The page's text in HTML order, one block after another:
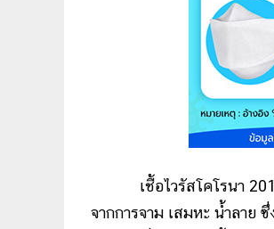
เชื้อไวรัสโคโรนา
จากการจาม เสมหะ น้ำลาย